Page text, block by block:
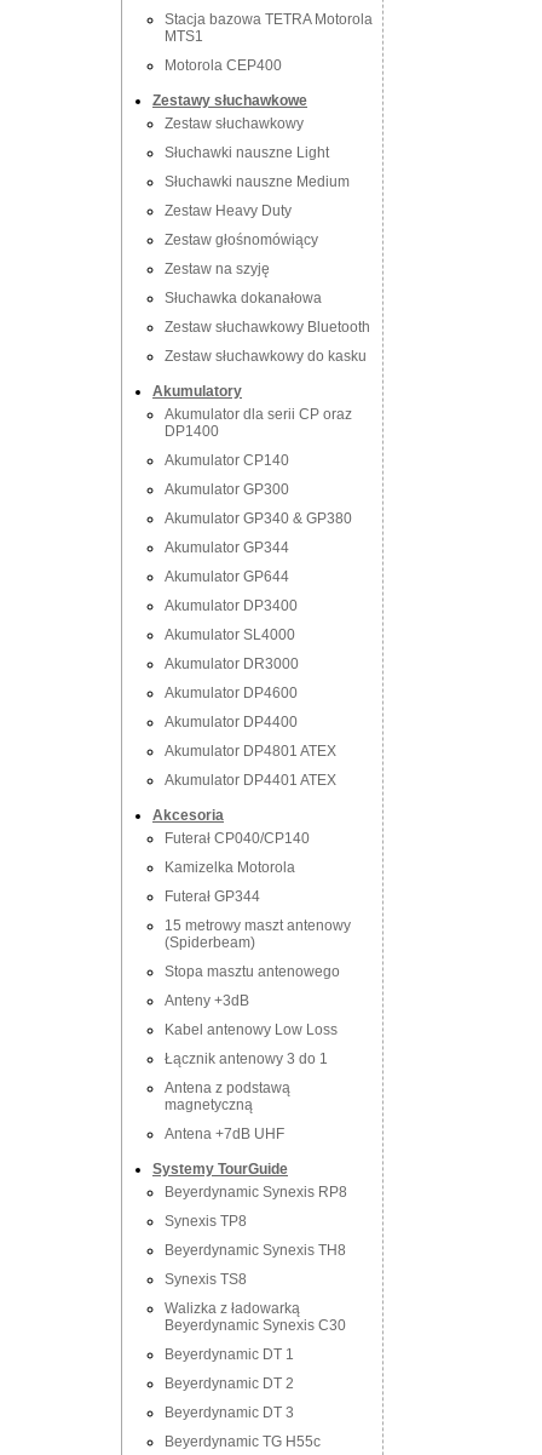
Stacja bazowa TETRA Motorola
MTS1
Motorola CEP400
Zestawy słuchawkowe
Zestaw słuchawkowy
Słuchawki nauszne Light
Słuchawki nauszne Medium
Zestaw Heavy Duty
Zestaw głośnomówiący
Zestaw na szyję
Słuchawka dokanałowa
Zestaw słuchawkowy Bluetooth
Zestaw słuchawkowy do kasku
Akumulatory
Akumulator dla serii CP oraz
DP1400
Akumulator CP140
Akumulator GP300
Akumulator GP340 & GP380
Akumulator GP344
Akumulator GP644
Akumulator DP3400
Akumulator SL4000
Akumulator DR3000
Akumulator DP4600
Akumulator DP4400
Akumulator DP4801 ATEX
Akumulator DP4401 ATEX
Akcesoria
Futerał CP040/CP140
Kamizelka Motorola
Futerał GP344
15 metrowy maszt antenowy
(Spiderbeam)
Stopa masztu antenowego
Anteny +3dB
Kabel antenowy Low Loss
Łącznik antenowy 3 do 1
Antena z podstawą
magnetyczną
Antena +7dB UHF
Systemy TourGuide
Beyerdynamic Synexis RP8
Synexis TP8
Beyerdynamic Synexis TH8
Synexis TS8
Walizka z ładowarką
Beyerdynamic Synexis C30
Beyerdynamic DT 1
Beyerdynamic DT 2
Beyerdynamic DT 3
Beyerdynamic TG H55c